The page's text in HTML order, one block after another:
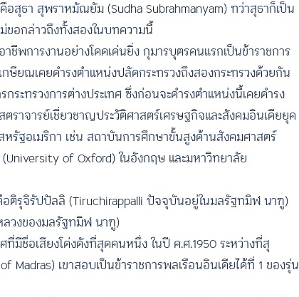
อสุธา สุพราหมัณยัม(Sudha Subrahmanyam) ทว่าสุธาก็เป็น
ขอกล่าวถึงทั้งสองในบทความนี้
พการงานอย่างโดดเด่นยิ่ง กุมารบุตรคนแรกเป็นข้าราชการ
ยณเคยดำรงตำแหน่งปลัดกระทรวงถึงสองกระทรวงด้วยกัน
ะทรวงการต่างประเทศ ซึ่งก่อนจะดำรงตำแหน่งนี้เคยดำรง
าจารย์เชี่ยวชาญประวัติศาสตร์เศรษฐกิจและสังคมอินเดียยุค
รัฐอเมริกา เช่น สถาบันการศึกษาขั้นสูงด้านสังคมศาสตร์
of Oxford) ในอังกฤษ และมหาวิทยาลัย
ติรุจิรัปปัลลิ (Tiruchirappalli ปัจจุบันอยู่ในมลรัฐทมิฬ นาฑู)
ลวงของมลรัฐทมิฬ นาฑู)
มีชื่อเสียงโด่งดังที่สุดคนหนึ่ง ในปี ค.ศ.1950 ระหว่างที่สุ
เขาสอบเป็นข้าราชการพลเรือนอินเดียได้ที่ 1 ของรุ่น